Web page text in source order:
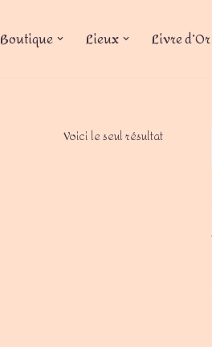
Boutique Lieux Livre d’Or
Voici le seul résultat